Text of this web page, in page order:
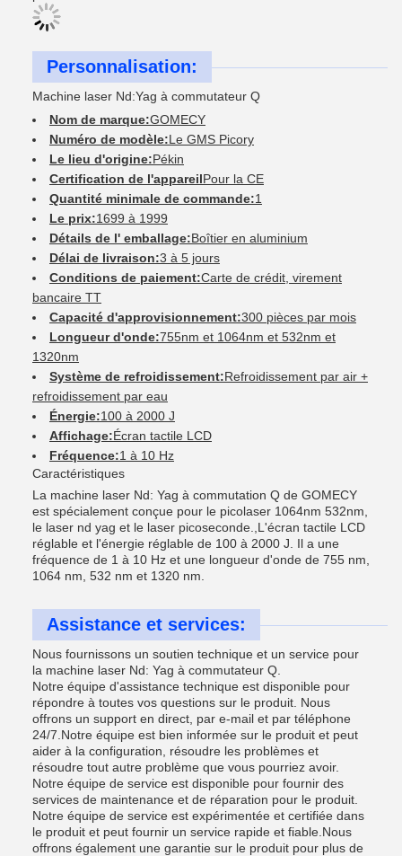
Personnalisation:
Machine laser Nd:Yag à commutateur Q
Nom de marque:GOMECY
Numéro de modèle:Le GMS Picory
Le lieu d'origine:Pékin
Certification de l'appareilPour la CE
Quantité minimale de commande:1
Le prix:1699 à 1999
Détails de l' emballage:Boîtier en aluminium
Délai de livraison:3 à 5 jours
Conditions de paiement:Carte de crédit, virement
bancaire TT
Capacité d'approvisionnement:300 pièces par mois
Longueur d'onde:755nm et 1064nm et 532nm et
1320nm
Système de refroidissement:Refroidissement par air +
refroidissement par eau
Énergie:100 à 2000 J
Affichage:Écran tactile LCD
Fréquence:1 à 10 Hz
Caractéristiques
La machine laser Nd: Yag à commutation Q de GOMECY
est spécialement conçue pour le picolaser 1064nm 532nm,
le laser nd yag et le laser picoseconde.,L'écran tactile LCD
réglable et l'énergie réglable de 100 à 2000 J. Il a une
fréquence de 1 à 10 Hz et une longueur d'onde de 755 nm,
1064 nm, 532 nm et 1320 nm.
Assistance et services:
Nous fournissons un soutien technique et un service pour
la machine laser Nd: Yag à commutateur Q.
Notre équipe d'assistance technique est disponible pour
répondre à toutes vos questions sur le produit. Nous
offrons un support en direct, par e-mail et par téléphone
24/7.Notre équipe est bien informée sur le produit et peut
aider à la configuration, résoudre les problèmes et
résoudre tout autre problème que vous pourriez avoir.
Notre équipe de service est disponible pour fournir des
services de maintenance et de réparation pour le produit.
Notre équipe de service est expérimentée et certifiée dans
le produit et peut fournir un service rapide et fiable.Nous
offrons également une garantie sur le produit pour plus de